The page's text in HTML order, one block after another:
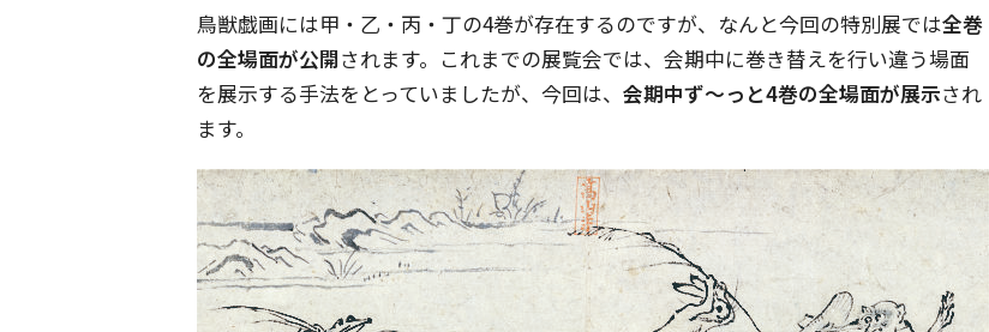
鳥獣戯画には甲・乙・丙・丁の4巻が存在するのですが、なんと今回の特別展では全巻
の全場面が公開されます。これまでの展覧会では、会期中に巻き替えを行い違う場面
を展示する手法をとっていましたが、今回は、 会期中ず〜っと4巻の全場面が展示され
ます。